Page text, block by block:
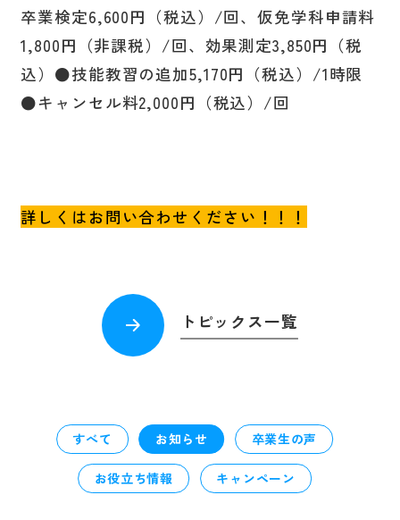
卒業検定6,600円（税込）/回、仮免学科申請料
1,800円（非課税）/回、効果測定3,850円（税
込）●技能教習の追加5,170円（税込）/1時限
●キャンセル料2,000円（税込）/回
詳しくはお問い合わせください！！！
トピックス一覧
すべて お知らせ 卒業生の声
お役立ち情報 キャンペーン